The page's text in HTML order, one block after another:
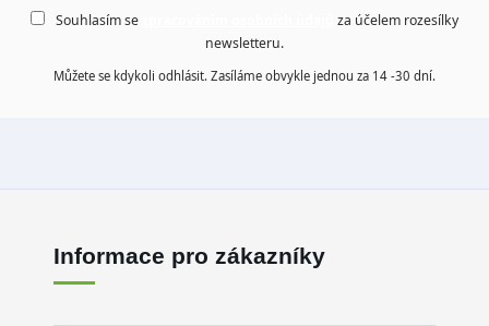
Souhlasím se
za účelem rozesílky
newsletteru.
Můžete se kdykoli odhlásit. Zasíláme obvykle jednou za 14 -30 dní.
Informace pro zákazníky